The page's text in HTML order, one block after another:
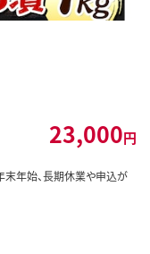
23,000円
年始、長期休業や申込が